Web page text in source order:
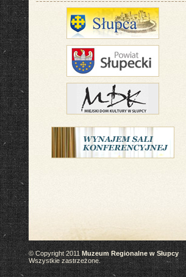
© Copyright 2011Muzeum Regionalne w Słupcy
Wszystkie zastrzeżone.